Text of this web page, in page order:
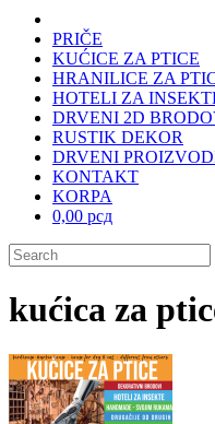
PRIČE
KUĆICE ZA PTICE
HRANILICE ZA
HOTELI ZA
DRVENI 2D
RUSTIK DEKOR
DRVENI
KONTAKT
KORPA
0,00 рсд
kućica za